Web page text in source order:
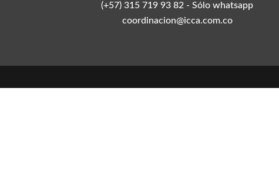
(+57) 315 719 93 82 - Sólo whatsapp
coordinacion@icca.com.co